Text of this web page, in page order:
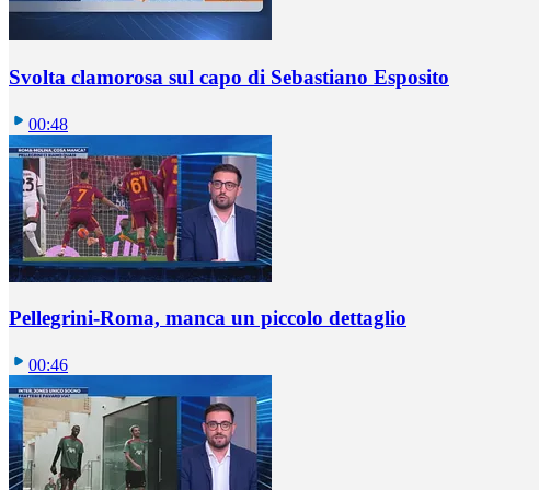
Svolta clamorosa sul capo di Sebastiano Esposito
00:48
Pellegrini-Roma, manca un piccolo dettaglio
00:46